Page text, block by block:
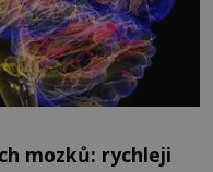
mozků: rychleji